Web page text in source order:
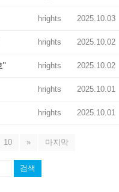
hrights 2025.10.03
hrights 2025.10.02
" hrights 2025.10.02
hrights 2025.10.01
hrights 2025.10.01
10 » 마지막
검색